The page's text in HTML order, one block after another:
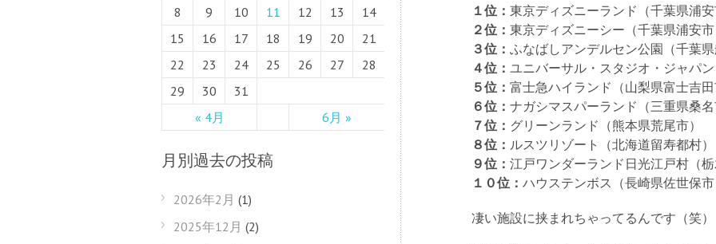
１位： 東京ディズニーランド（千葉県浦
２位： 東京ディズニーシー（千葉県浦安
３位： ふなばしアンデルセン公園（千葉
４位： ユニバーサル・スタジオ・ジャパ
５位： 富士急ハイランド（山梨県富士吉
６位： ナガシマスパーランド（三重県桑
７位： グリーンランド（熊本県荒尾市）
８位： ルスツリゾート（北海道留寿都村）
９位： 江戸ワンダーランド日光江戸村（
１０位： ハウステンボス（長崎県佐世保
凄い施設に挟まれちゃってるんです（笑）
« 4月 6月 »
8
9 10 11 12 13
14
15
16 17 18 19 20
21
22
23 24 25 26 27
28
29
30 31
月別過去の投稿
2026年2月 (1)
2025年12月 (2)